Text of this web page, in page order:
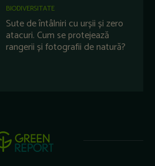
BIODIVERSITATE
Sute de întâlniri cu urșii și zero
atacuri. Cum se protejează
rangerii și fotografii de natură?